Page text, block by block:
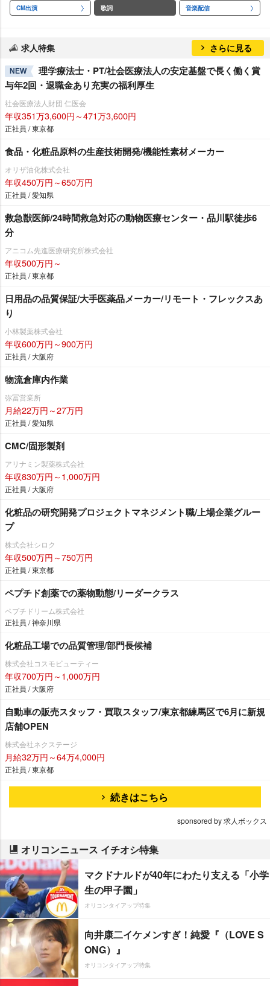
CM出演 歌詞 音楽配信
求人特集 さらに見る
NEW
理学療法士・PT/社会医療法人の安定基盤で長く働く賞
与年2回・退職金あり充実の福利厚生
社会医療法人財団 仁医会
年収351万3,600円～471万3,600円
正社員 / 東京都
食品・化粧品原料の生産技術開発/機能性素材メーカー
オリザ油化株式会社
年収450万円～650万円
正社員 / 愛知県
救急獣医師/24時間救急対応の動物医療センター・品川駅徒歩6
分
アニコム先進医療研究所株式会社
年収500万円～
正社員 / 東京都
日用品の品質保証/大手医薬品メーカー/リモート・フレックスあ
り
小林製薬株式会社
年収600万円～900万円
正社員 / 大阪府
物流倉庫内作業
弥冨営業所
月給22万円～27万円
正社員 / 愛知県
CMC/固形製剤
アリナミン製薬株式会社
年収830万円～1,000万円
正社員 / 大阪府
化粧品の研究開発プロジェクトマネジメント職/上場企業グルー
プ
株式会社シロク
年収500万円～750万円
正社員 / 東京都
ペプチド創薬での薬物動態/リーダークラス
ペプチドリーム株式会社
正社員 / 神奈川県
化粧品工場での品質管理/部門長候補
株式会社コスモビューティー
年収700万円～1,000万円
正社員 / 大阪府
自動車の販売スタッフ・買取スタッフ/東京都練馬区で6月に新規
店舗OPEN
株式会社ネクステージ
月給32万円～64万4,000円
正社員 / 東京都
続きはこちら
sponsored by 求人ボックス
オリコンニュース イチオシ特集
マクドナルドが40年にわたり支える「小学
生の甲子園」
オリコンタイアップ特集
向井康二イケメンすぎ！純愛『（LOVE S
ONG）』
オリコンタイアップ特集